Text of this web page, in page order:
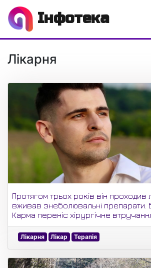
Інфотека
Лікарня
Протягом трьох років він проходив
вживав знеболювальні препарати.
Карма переніс хірургічне
Лікарня Лікар Терапія